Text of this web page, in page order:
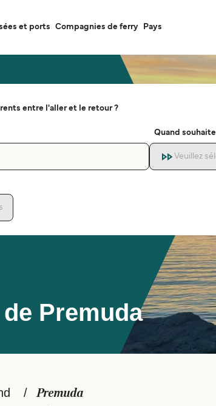
et ports Compagnies de ferry Pays
Premuda
entre l'aller et le retour ?
Quand
Veuillez
Premuda